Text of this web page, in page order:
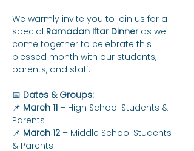
We warmly invite you to join us for a
special Ramadan Iftar Dinner as we
come together to celebrate this
blessed month with our students,
parents, and staff.
📅 Dates & Groups:
📌 March 11 – High School Students &
Parents
📌 March 12 – Middle School Students
& Parents